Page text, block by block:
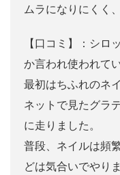
ムラになりにくく
【口コミ】：シロ
か言われ使われて
最初はちふれのネ
ネットで見たグラ
に走りました。
普段、ネイルは頻
どは気合いでやりま